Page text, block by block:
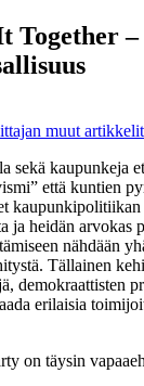
Together –
muut artikkelit
sekä kaupunkeja
että kuntien
ja heidän arvokas
nähdään
Tällainen
demokraattisten
erilaisia
on täysin